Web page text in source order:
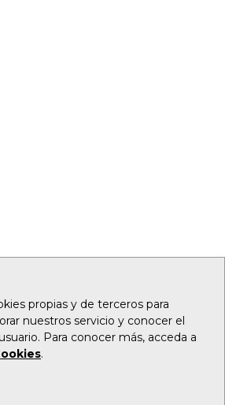
propias y de terceros para
nuestros servicio y conocer el
Para conocer más, acceda a
.